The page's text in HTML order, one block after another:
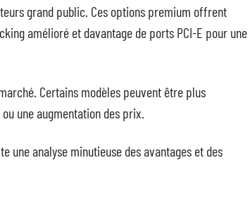
grand public. Ces options premium offrent
amélioré et davantage de ports PCI-E pour une
Certains modèles peuvent être plus
une augmentation des prix.
une analyse minutieuse des avantages et des